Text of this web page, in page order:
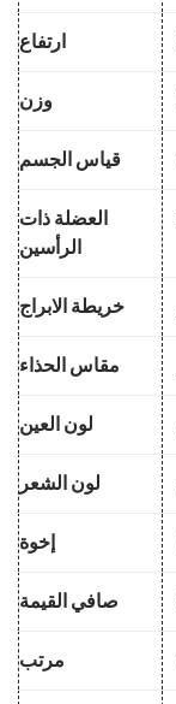
ارتفاع
وزن
قياس الجسم
العضلة ذات
الرأسين
خريطة الابراج
مقاس الحذاء
لون العين
لون الشعر
إخوة
صافي القيمة
مرتب